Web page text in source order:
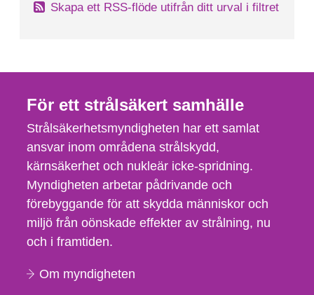
Skapa ett RSS-flöde utifrån ditt urval i filtret
För ett strålsäkert samhälle
Strålsäkerhetsmyndigheten har ett samlat
ansvar inom områdena strålskydd,
kärnsäkerhet och nukleär icke-spridning.
Myndigheten arbetar pådrivande och
förebyggande för att skydda människor och
miljö från oönskade effekter av strålning, nu
och i framtiden.
Om myndigheten